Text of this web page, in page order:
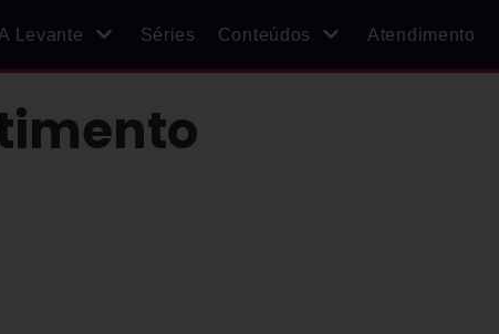
A Levante Séries Conteúdos Atendimento